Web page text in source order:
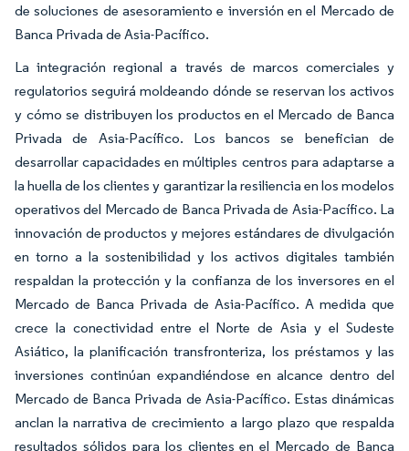
de soluciones de asesoramiento e inversión en el Mercado de
Banca Privada de Asia-Pacífico.
La integración regional a través de marcos comerciales y
regulatorios seguirá moldeando dónde se reservan los activos
y cómo se distribuyen los productos en el Mercado de Banca
Privada de Asia-Pacífico. Los bancos se benefician de
desarrollar capacidades en múltiples centros para adaptarse a
la huella de los clientes y garantizar la resiliencia en los modelos
operativos del Mercado de Banca Privada de Asia-Pacífico. La
innovación de productos y mejores estándares de divulgación
en torno a la sostenibilidad y los activos digitales también
respaldan la protección y la confianza de los inversores en el
Mercado de Banca Privada de Asia-Pacífico. A medida que
crece la conectividad entre el Norte de Asia y el Sudeste
Asiático, la planificación transfronteriza, los préstamos y las
inversiones continúan expandiéndose en alcance dentro del
Mercado de Banca Privada de Asia-Pacífico. Estas dinámicas
anclan la narrativa de crecimiento a largo plazo que respalda
resultados sólidos para los clientes en el Mercado de Banca